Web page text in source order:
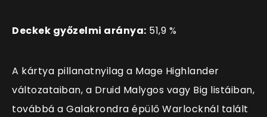
Deckek győzelmi aránya: 51,9 %
A kártya pillanatnyilag a Mage Highlander
változataiban, a Druid Malygos vagy Big listáiban,
továbbá a Galakrondra épülő Warlocknál talált